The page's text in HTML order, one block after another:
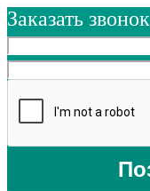
Заказать звонок